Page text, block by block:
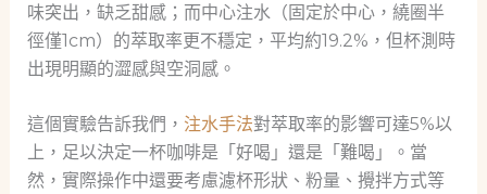
味突出，缺乏甜感；而中心注水（固定於中心，繞圈半
徑僅1cm）的萃取率更不穩定，平均約19.2%，但杯測時
出現明顯的澀感與空洞感。
這個實驗告訴我們， 注水手法對萃取率的影響可達5%以
上，足以決定一杯咖啡是「好喝」還是「難喝」。當
然，實際操作中還要考慮濾杯形狀、粉量、攪拌方式等